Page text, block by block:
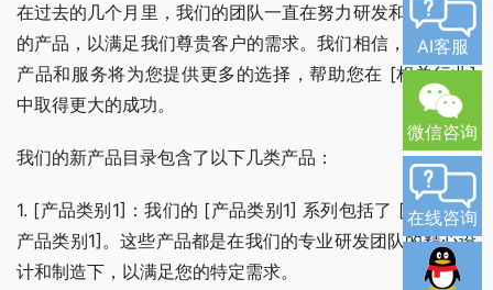
在过去的几个月里，我们的团队一直在努力研发和改进我们
的产品，以满足我们尊贵客户的需求。我们相信，这些新的
产品和服务将为您提供更多的选择，帮助您在 [相关行业]
中取得更大的成功。
我们的新产品目录包含了以下几类产品：
1. [产品类别1]：我们的 [产品类别1] 系列包括了 [详细介绍
产品类别1]。这些产品都是在我们的专业研发团队的精心设
计和制造下，以满足您的特定需求。
AI客服
微信咨询
在线咨询